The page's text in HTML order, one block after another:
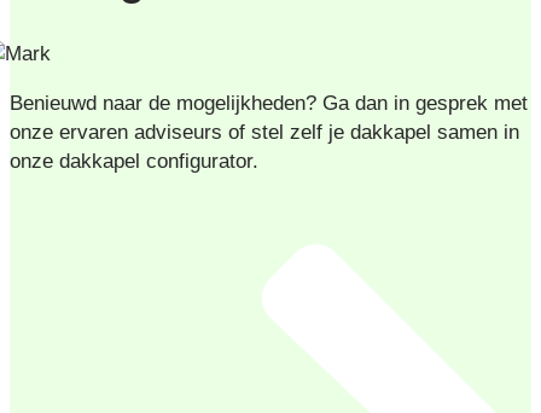
Benieuwd naar de mogelijkheden? Ga dan in gesprek met
onze ervaren adviseurs of stel zelf je dakkapel samen in
onze dakkapel configurator.